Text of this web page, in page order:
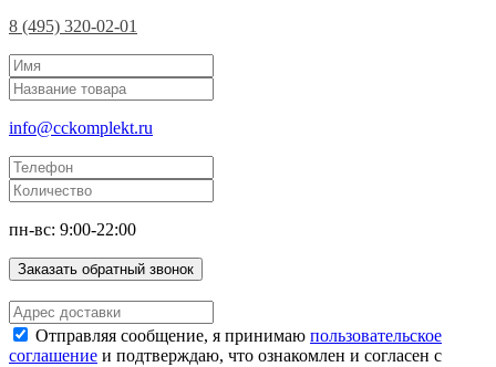
8 (495) 320-02-01
info@cckomplekt.ru
пн-вс: 9:00-22:00
Заказать обратный звонок
Отправляя сообщение, я принимаю пользовательское
соглашение и подтверждаю, что ознакомлен и согласен с